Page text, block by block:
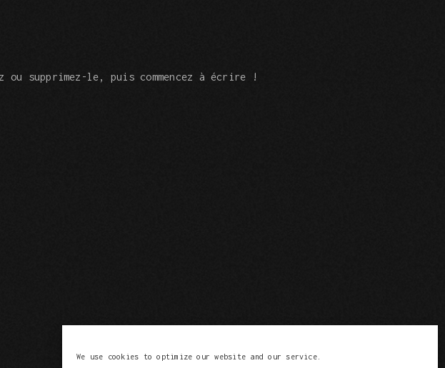
We use cookies to optimize our website and our service.
supprimez-le, puis commencez à écrire !